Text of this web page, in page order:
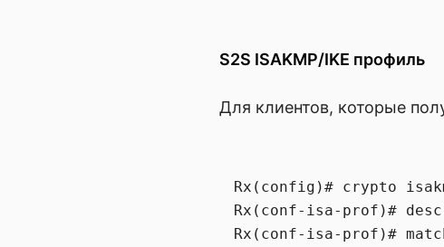
S2S ISAKMP/IKE профиль
Для клиентов, которые
Rx(config)# crypto
Rx(conf-isa-prof)#
Rx(conf-isa-prof)#